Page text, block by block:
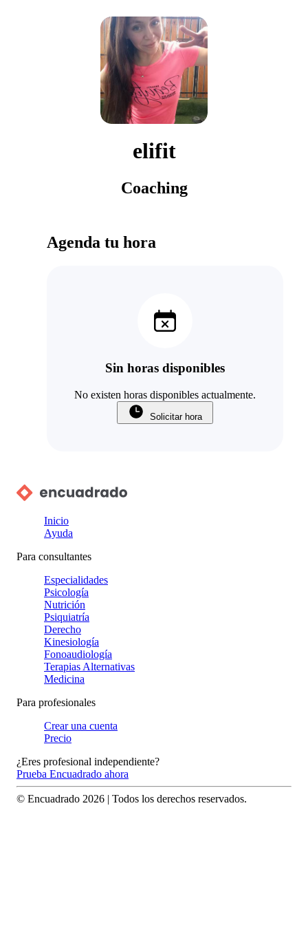
elifit
Coaching
Agenda tu hora
Sin horas disponibles
No existen horas disponibles actualmente.
Solicitar hora
Inicio
Ayuda
Para consultantes
Especialidades
Psicología
Nutrición
Psiquiatría
Derecho
Kinesiología
Fonoaudiología
Terapias Alternativas
Medicina
Para profesionales
Crear una cuenta
Precio
¿Eres profesional independiente?
Prueba Encuadrado ahora
© Encuadrado 2026 | Todos los derechos reservados.